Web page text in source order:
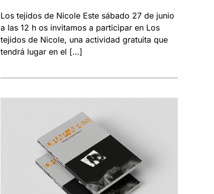
Los tejidos de Nicole Este sábado 27 de junio
a las 12 h os invitamos a participar en Los
tejidos de Nicole, una actividad gratuita que
tendrá lugar en el […]